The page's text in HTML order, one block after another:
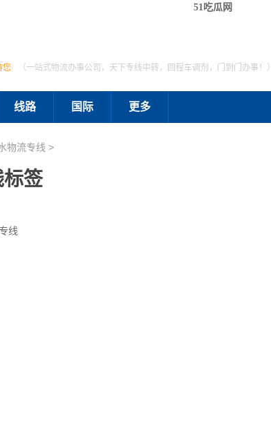
51吃瓜网
您 （一站式物流办事公司，天下专线中转，回程车调剂，门到门办事！）
线路 国际 更多
物流专线 >
标签
线